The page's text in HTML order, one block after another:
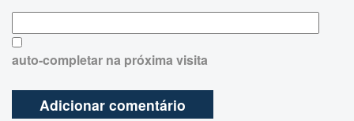
auto-completar na próxima visita